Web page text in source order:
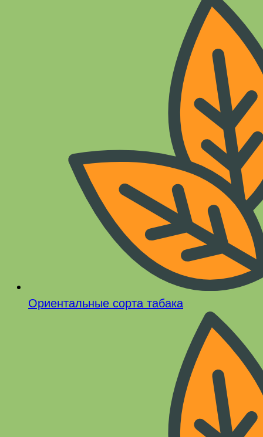
Ориентальные сорта табака